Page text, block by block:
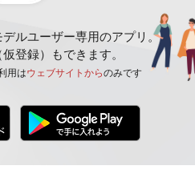
ルユーザー専用のアプリ。
登録）もできます。
用はウェブサイトからのみです